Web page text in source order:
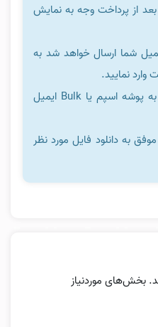
بعد از پرداخت وجه به نمایش
شما ارسال خواهد شد به
نمایید.
ممکن است ایمیل ارسالی به پوشه اسپم یا Bulk ایمیل
به دانلود فایل مورد نظر
بخش‌های موردنیاز